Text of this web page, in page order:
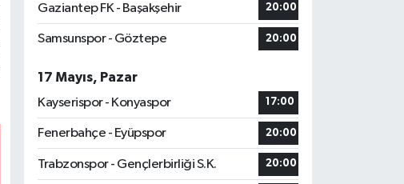
Gaziantep FK - Başakşehir 20:00
Samsunspor - Göztepe 20:00
17 Mayıs, Pazar
Kayserispor - Konyaspor
17:00
Fenerbahçe - Eyüpspor 20:00
Trabzonspor - Gençlerbirliği S.K. 20:00